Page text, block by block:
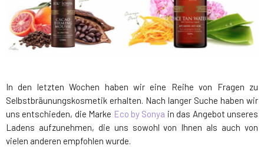
In den letzten Wochen haben wir eine Reihe von Fragen zu
Selbstbräunungskosmetik erhalten. Nach langer Suche haben wir
uns entschieden, die Marke Eco by Sonya in das Angebot unseres
Ladens aufzunehmen, die uns sowohl von Ihnen als auch von
vielen anderen empfohlen wurde.